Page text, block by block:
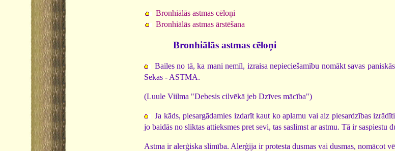
Bronhiālās astmas cēloņi
Bronhiālās astmas ārstēšana
Bronhiālās astmas cēloņi
Bailes no tā, ka mani nemīl, izraisa nepieciešamību nomākt savas
Sekas - ASTMA.
(Luule Viilma "Debesis cilvēkā jeb Dzīves mācība")
Ja kāds, piesargādamies izdarīt kaut ko aplamu vai aiz piesardzības
jo baidās no sliktas attieksmes pret sevi, tas saslimst ar astmu. Tā ir
Astma ir alerģiska slimība. Alerģija ir protesta dusmas vai dusmas, nomācot